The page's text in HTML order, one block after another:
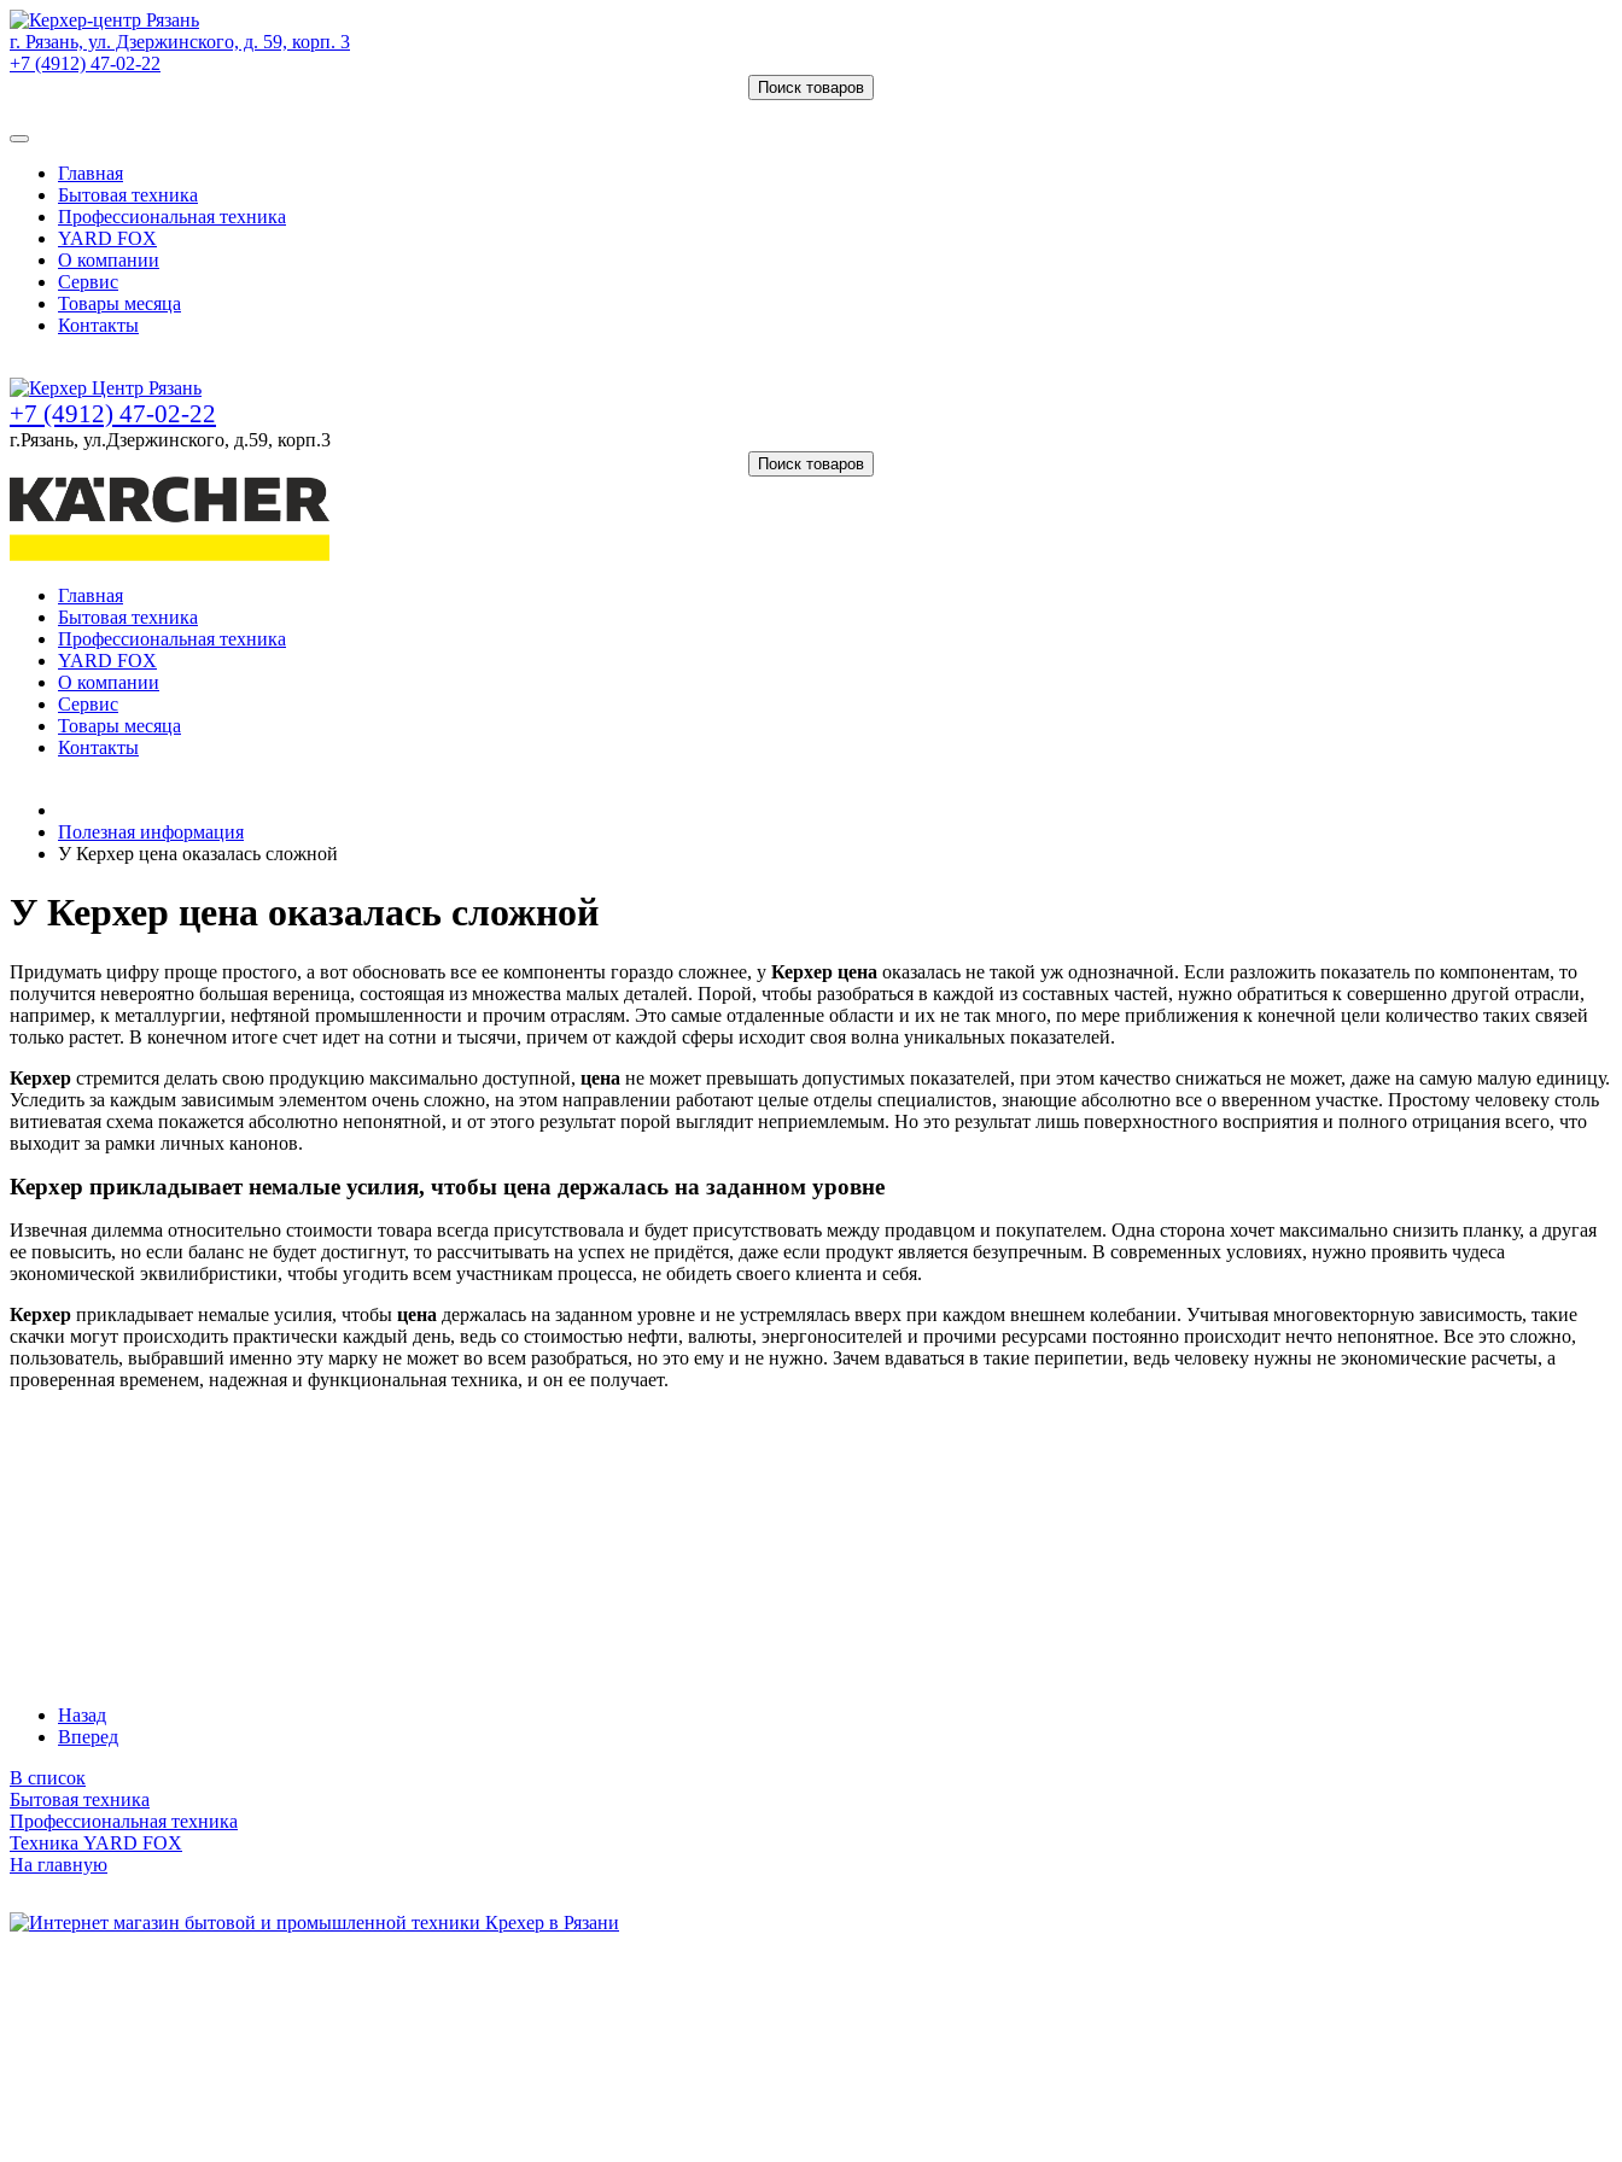
г. Рязань, ул. Дзержинского, д. 59, корп. 3
+7 (4912) 47-02-22
Поиск товаров
Главная
Бытовая техника
Профессиональная техника
YARD FOX
О компании
Сервис
Товары месяца
Контакты
+7 (4912) 47-02-22
г.Рязань, ул.Дзержинского, д.59, корп.3
Поиск товаров
Главная
Бытовая техника
Профессиональная техника
YARD FOX
О компании
Сервис
Товары месяца
Контакты
Полезная информация
У Керхер цена оказалась сложной
У Керхер цена оказалась сложной
Придумать цифру проще простого, а вот обосновать все ее компоненты гораздо сложнее, у Керхер цена оказалась не такой уж однозначной. Если разложить показатель по компонентам, то
получится невероятно большая вереница, состоящая из множества малых деталей. Порой, чтобы разобраться в каждой из составных частей, нужно обратиться к совершенно другой отрасли,
например, к металлургии, нефтяной промышленности и прочим отраслям. Это самые отдаленные области и их не так много, по мере приближения к конечной цели количество таких связей
только растет. В конечном итоге счет идет на сотни и тысячи, причем от каждой сферы исходит своя волна уникальных показателей.
Керхер стремится делать свою продукцию максимально доступной, цена не может превышать допустимых показателей, при этом качество снижаться не может, даже на самую малую единицу.
Уследить за каждым зависимым элементом очень сложно, на этом направлении работают целые отделы специалистов, знающие абсолютно все о вверенном участке. Простому человеку столь
витиеватая схема покажется абсолютно непонятной, и от этого результат порой выглядит неприемлемым. Но это результат лишь поверхностного восприятия и полного отрицания всего, что
выходит за рамки личных канонов.
Керхер прикладывает немалые усилия, чтобы цена держалась на заданном уровне
Извечная дилемма относительно стоимости товара всегда присутствовала и будет присутствовать между продавцом и покупателем. Одна сторона хочет максимально снизить планку, а другая
ее повысить, но если баланс не будет достигнут, то рассчитывать на успех не придётся, даже если продукт является безупречным. В современных условиях, нужно проявить чудеса
экономической эквилибристики, чтобы угодить всем участникам процесса, не обидеть своего клиента и себя.
Керхер прикладывает немалые усилия, чтобы цена держалась на заданном уровне и не устремлялась вверх при каждом внешнем колебании. Учитывая многовекторную зависимость, такие
скачки могут происходить практически каждый день, ведь со стоимостью нефти, валюты, энергоносителей и прочими ресурсами постоянно происходит нечто непонятное. Все это сложно,
пользователь, выбравший именно эту марку не может во всем разобраться, но это ему и не нужно. Зачем вдаваться в такие перипетии, ведь человеку нужны не экономические расчеты, а
проверенная временем, надежная и функциональная техника, и он ее получает.
Назад
Вперед
В список
Бытовая техника
Профессиональная техника
Техника YARD FOX
На главную